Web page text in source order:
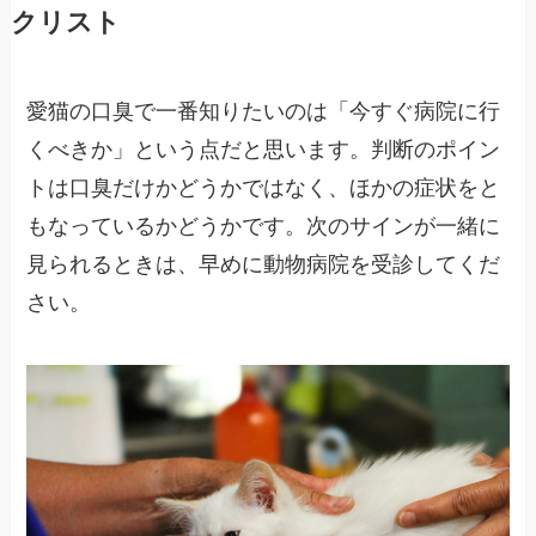
クリスト
愛猫の口臭で一番知りたいのは「今すぐ病院に行
くべきか」という点だと思います。判断のポイン
トは口臭だけかどうかではなく、ほかの症状をと
もなっているかどうかです。次のサインが一緒に
見られるときは、早めに動物病院を受診してくだ
さい。